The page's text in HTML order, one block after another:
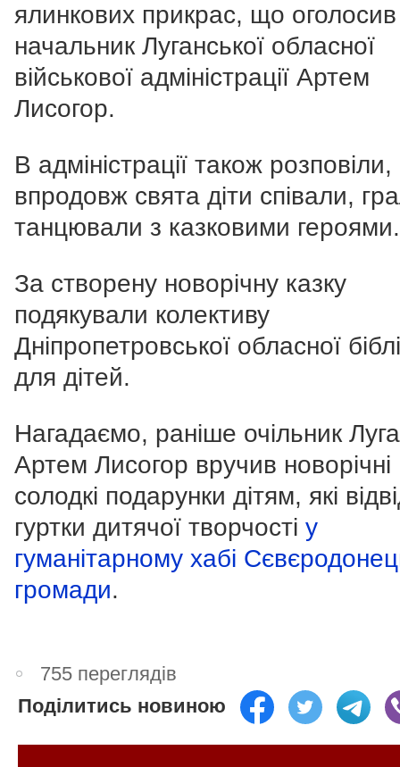
ялинкових прикрас, що оголосив
начальник Луганської обласної
військової адміністрації Артем
Лисогор.
В адміністрації також
впродовж свята діти співали,
танцювали з казковими героями.
За створену новорічну казку
подякували колективу
Дніпропетровської обласної
для дітей.
Нагадаємо, раніше очільник
Артем Лисогор вручив новорічні
солодкі подарунки дітям, які
гуртки дитячої творчості у
гуманітарному хабі
громади.
755 переглядів
Поділитись новиною